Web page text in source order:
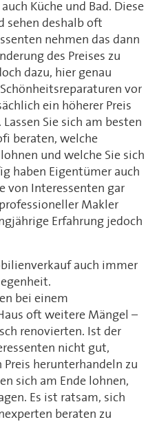
Küche und Bad. Diese
sehen deshalb oft
nehmen das dann
des Preises zu
dazu, hier genau
vor
ein höherer Preis
Sie sich am besten
beraten, welche
und welche Sie sich
haben Eigentümer auch
von Interessenten gar
Makler
Erfahrung jedoch
auch immer
bei einem
oft weitere Mängel –
renovierten. Ist der
nicht gut,
Preis herunterhandeln zu
sich am Ende lohnen,
Es ist ratsam, sich
beraten zu